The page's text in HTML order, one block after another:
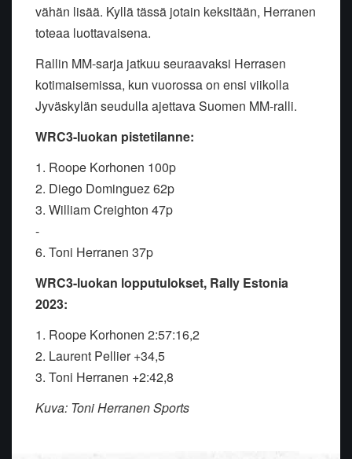
vähän lisää. Kyllä tässä jotain keksitään, Herranen
toteaa luottavaisena.
Rallin MM-sarja jatkuu seuraavaksi Herrasen
kotimaisemissa, kun vuorossa on ensi viikolla
Jyväskylän seudulla ajettava Suomen MM-ralli.
WRC3-luokan pistetilanne:
1. Roope Korhonen 100p
2. Diego Dominguez 62p
3. William Creighton 47p
-
6. Toni Herranen 37p
WRC3-luokan lopputulokset, Rally Estonia
2023:
1. Roope Korhonen 2:57:16,2
2. Laurent Pellier +34,5
3. Toni Herranen +2:42,8
Kuva: Toni Herranen Sports